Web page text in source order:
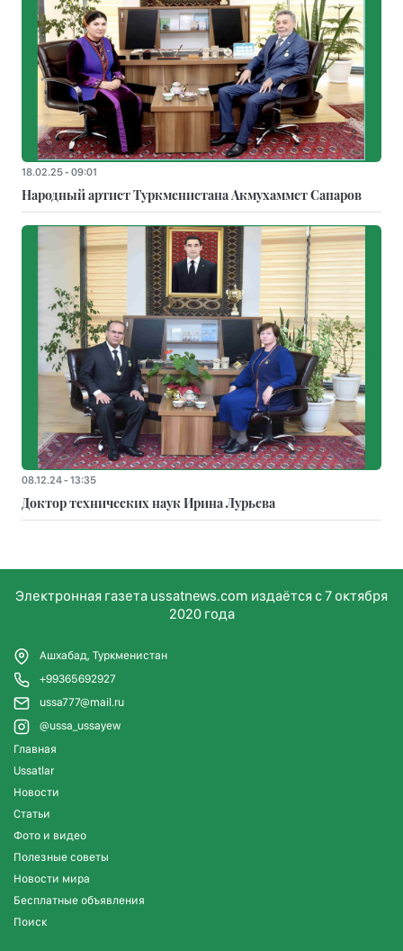
18.02.25 - 09:01
Народный артист Туркменистана Акмухаммет Сапаров
08.12.24 - 13:35
Доктор технических наук Ирина Лурьева
Электронная газета ussatnews.com издаётся с 7 октября
2020 года
Ашхабад, Туркменистан
+99365692927
ussa777@mail.ru
@ussa_ussayew
Главная
Ussatlar
Новости
Статьи
Фото и видео
Полезные советы
Новости мира
Бесплатные объявления
Поиск